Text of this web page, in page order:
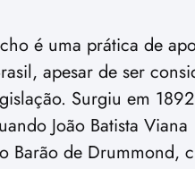
é uma prática de
apesar de ser
Surgiu em
João Batista Viana
Barão de Drummond,